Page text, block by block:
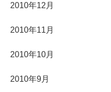
2010年12月
2010年11月
2010年10月
2010年9月